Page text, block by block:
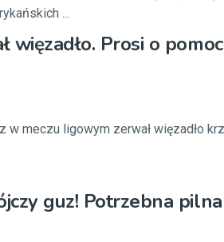
...
więzadło. Prosi o
w meczu ligowym zerwał więzadło
guz! Potrzebna pilna